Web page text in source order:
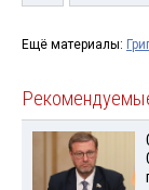
Ещё материалы: